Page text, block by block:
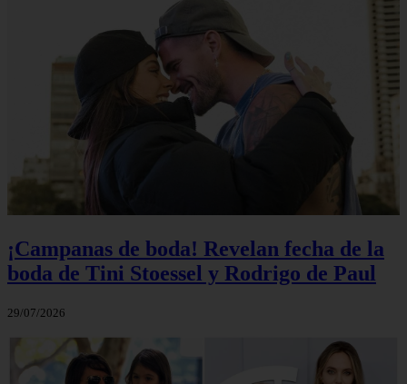
¡Campanas de boda! Revelan fecha de la
boda de Tini Stoessel y Rodrigo de Paul
29/07/2026